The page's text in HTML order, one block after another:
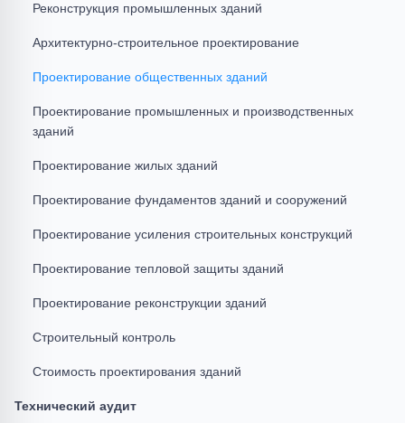
Реконструкция промышленных зданий
Архитектурно-строительное проектирование
Проектирование общественных зданий
Проектирование промышленных и производственных
зданий
Проектирование жилых зданий
Проектирование фундаментов зданий и сооружений
Проектирование усиления строительных конструкций
Проектирование тепловой защиты зданий
Проектирование реконструкции зданий
Строительный контроль
Стоимость проектирования зданий
Технический аудит